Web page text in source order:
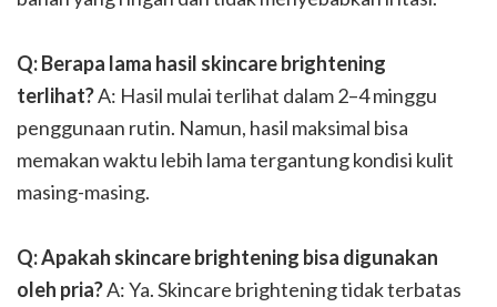
Q: Berapa lama hasil skincare brightening
terlihat?A: Hasil mulai terlihat dalam 2–4 minggu
penggunaan rutin. Namun, hasil maksimal bisa
memakan waktu lebih lama tergantung kondisi kulit
masing-masing.
Q: Apakah skincare brightening bisa digunakan
oleh pria?A: Ya. Skincare brightening tidak terbatas